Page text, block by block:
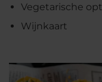
Vegetarische
Wijnkaart